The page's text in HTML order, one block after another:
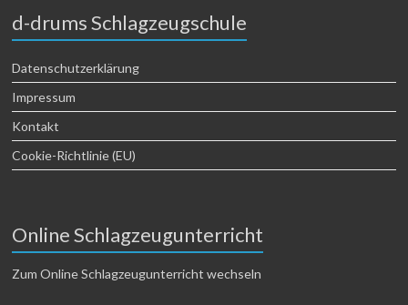
d-drums Schlagzeugschule
Datenschutzerklärung
Impressum
Kontakt
Cookie-Richtlinie (EU)
Online Schlagzeugunterricht
Zum Online Schlagzeugunterricht wechseln